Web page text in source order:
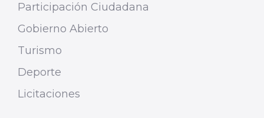
Participación Ciudadana
Gobierno Abierto
Turismo
Deporte
Licitaciones